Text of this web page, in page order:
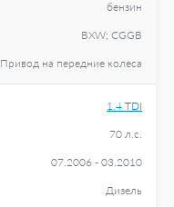
бензин
BXW; CGGB
Привод на передние колеса
1.4 TDI
70 л.с.
07.2006 - 03.2010
Дизель